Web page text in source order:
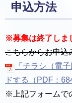
申込方法
※募集は終了しま
こちらからお申込
「チラシ（電
ドする（PDF：
※上記フォームで